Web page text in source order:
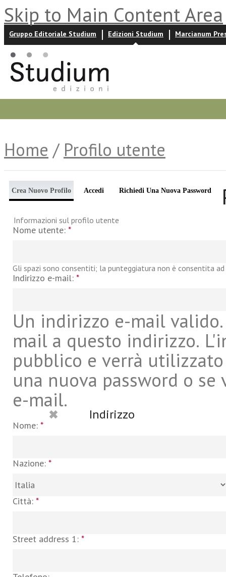
Skip to Main Content Area
Gruppo Editoriale Studium Edizioni Studium Marcianum
Home / Profilo utente
Crea Nuovo Profilo Accedi Richiedi Una Nuova Password
Informazioni sul profilo utente
Nome utente: *
Gli spazi sono consentiti; la punteggiatura non è consentita
Indirizzo e-mail: *
Un indirizzo e-mail
mail a questo indirizzo.
pubblico e verrà
una nuova password o
e-mail.
Indirizzo
Nome: *
Nazione: *
Città: *
Street address 1: *